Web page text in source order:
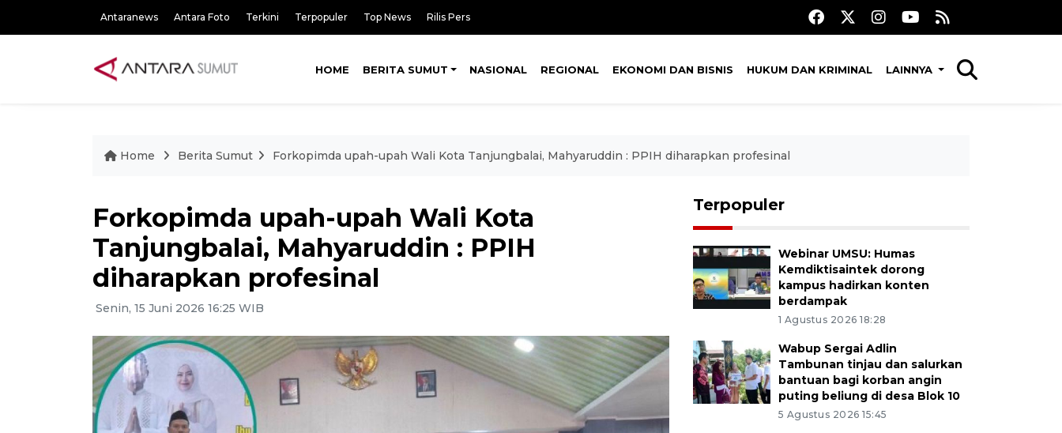
Antaranews Antara Foto Terkini Terpopuler Top News Rilis Pers
HOME BERITA SUMUT NASIONAL REGIONAL EKONOMI DAN BISNIS HUKUM DAN KRIMINAL LAINNYA
Home Berita Sumut Forkopimda upah-upah Wali Kota Tanjungbalai, Mahyaruddin : PPIH diharapkan profesinal
Forkopimda upah-upah Wali Kota
Tanjungbalai, Mahyaruddin : PPIH
diharapkan profesinal
Senin, 15 Juni 2026 16:25 WIB
Terpopuler
Webinar UMSU: Humas
Kemdiktisaintek dorong
kampus hadirkan konten
berdampak
1 Agustus 2026 18:28
Wabup Sergai Adlin
Tambunan tinjau dan salurkan
bantuan bagi korban angin
puting beliung di desa Blok 10
5 Agustus 2026 15:45